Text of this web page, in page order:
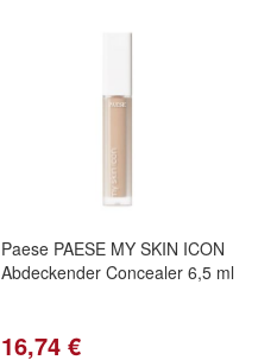
Paese PAESE MY SKIN ICON
Abdeckender Concealer 6,5 ml
16,74 €